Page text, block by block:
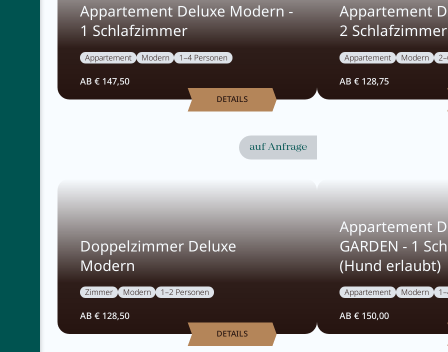
Appartement Deluxe Modern -
1 Schlafzimmer
Appartement Modern 1–4 Personen
AB € 147,50
DETAILS
Appartement
2 Schlafzimmer
Appartement Modern
AB € 128,75
Doppelzimmer Deluxe
Modern
auf Anfrage
Zimmer Modern 1–2 Personen
AB € 128,50
DETAILS
Appartement
GARDEN - 1
(Hund erlaubt)
Appartement Modern
AB € 150,00